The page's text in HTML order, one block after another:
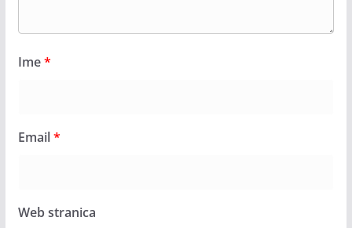
Ime*
Email*
Web stranica